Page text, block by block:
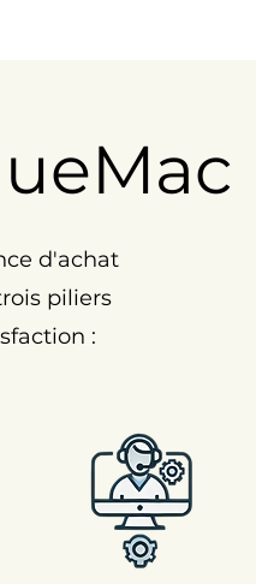
d'achat
piliers
: